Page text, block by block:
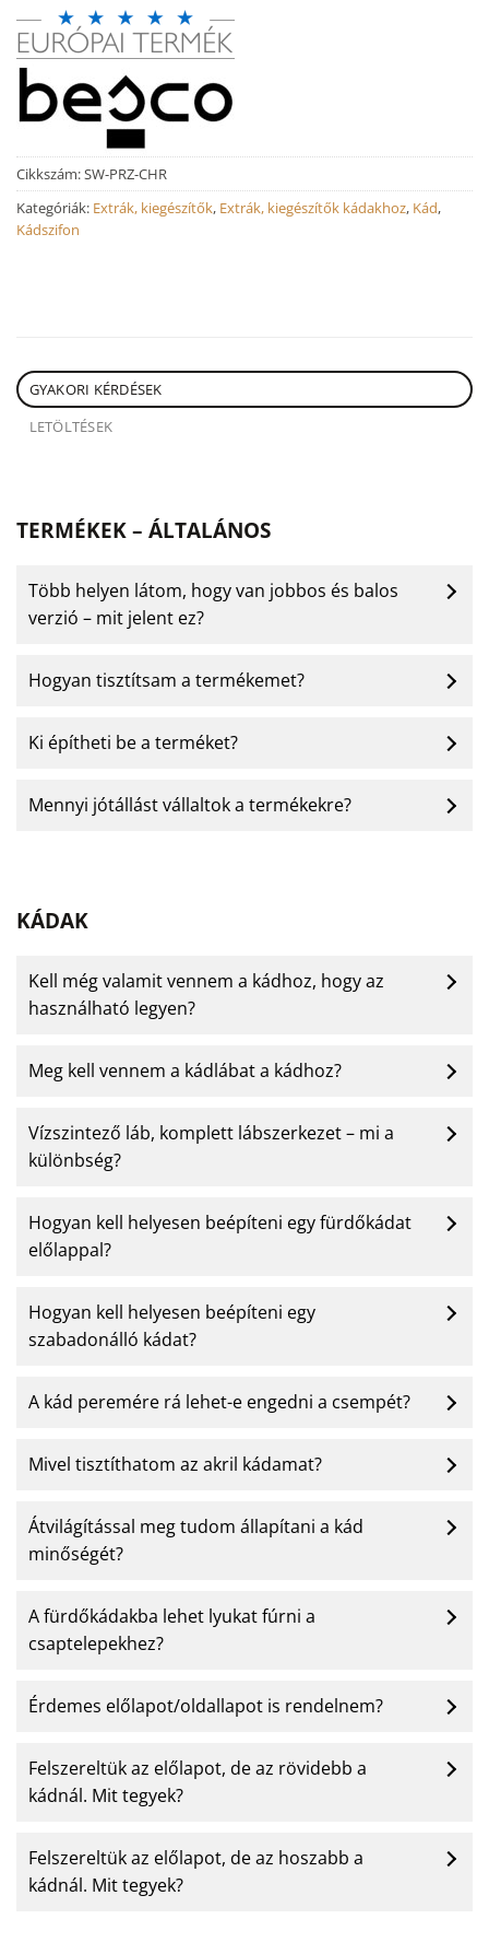
Cikkszám:SW-PRZ-CHR
Kategóriák: Extrák, kiegészítők, Extrák, kiegészítők kádakhoz, Kád,
Kádszifon
GYAKORI KÉRDÉSEK
LETÖLTÉSEK
TERMÉKEK – ÁLTALÁNOS
Több helyen látom, hogy van jobbos és balos
verzió – mit jelent ez?
Hogyan tisztítsam a termékemet?
Ki építheti be a terméket?
Mennyi jótállást vállaltok a termékekre?
KÁDAK
Kell még valamit vennem a kádhoz, hogy az
használható legyen?
Meg kell vennem a kádlábat a kádhoz?
Vízszintező láb, komplett lábszerkezet – mi a
különbség?
Hogyan kell helyesen beépíteni egy fürdőkádat
előlappal?
Hogyan kell helyesen beépíteni egy
szabadonálló kádat?
A kád peremére rá lehet-e engedni a csempét?
Mivel tisztíthatom az akril kádamat?
Átvilágítással meg tudom állapítani a kád
minőségét?
A fürdőkádakba lehet lyukat fúrni a
csaptelepekhez?
Érdemes előlapot/oldallapot is rendelnem?
Felszereltük az előlapot, de az rövidebb a
kádnál. Mit tegyek?
Felszereltük az előlapot, de az hoszabb a
kádnál. Mit tegyek?